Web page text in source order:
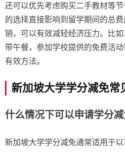
还可以优先考虑购买二手教材等
的选择直接影响到留学期间的总
销，可以有效减轻经济压力。比
带午餐，参加学校提供的免费活
有效方法。
新加坡大学学分减免常
什么情况下可以申请学分减
新加坡大学学分减免通常适用于